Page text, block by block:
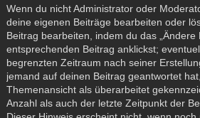
Wenn du nicht Administrator oder
deine eigenen Beiträge bearbeiten oder
Beitrag bearbeiten, indem du das „Ändere
entsprechenden Beitrag anklickst;
begrenzten Zeitraum nach seiner
jemand auf deinen Beitrag geantwortet
Themenansicht als überarbeitet
Anzahl als auch der letzte Zeitpunkt der